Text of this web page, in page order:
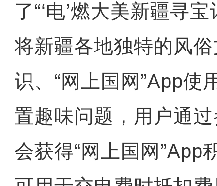
了“‘电’燃大美新疆寻
将新疆各地独特的风
识、“网上国网”App使
置趣味问题，用户通
会获得“网上国网”App